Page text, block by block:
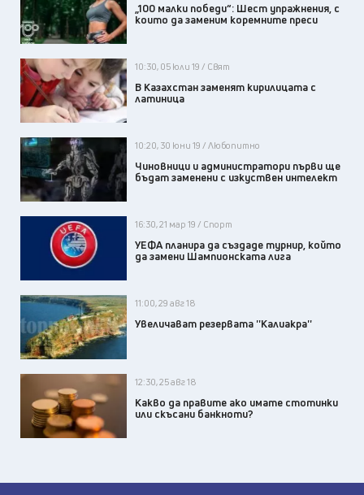
„100 малки победи“: Шест упражнения, с
които да заменим коремните преси
10:30, 05 юли 19 / Свят
В Казахстан заменят кирилицата с
латиница
10:20, 30 юни 19 / Любопитно
Чиновници и администратори първи ще
бъдат заменени с изкуствен интелект
16:30, 21 мар 19 / Спорт
УЕФА планира да създаде турнир, който
да замени Шампионската лига
11:00, 29 авг 18
Увеличават резервата ''Калиакра''
12:30, 25 авг 18
Какво да правите ако имате стотинки
или скъсани банкноти?